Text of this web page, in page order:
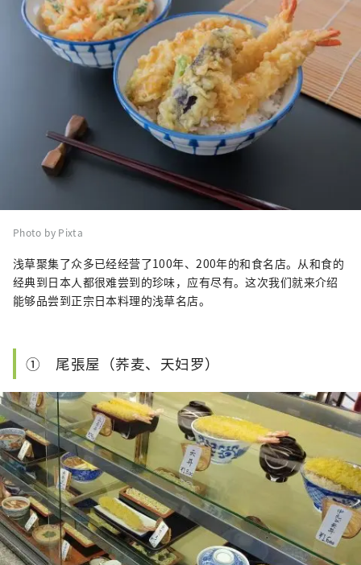
Photo by Pixta
浅草聚集了众多已经经营了100年、200年的和食名店。从和食的
经典到日本人都很难尝到的珍味，应有尽有。这次我们就来介绍
能够品尝到正宗日本料理的浅草名店。
① 尾張屋（荞麦、天妇罗）